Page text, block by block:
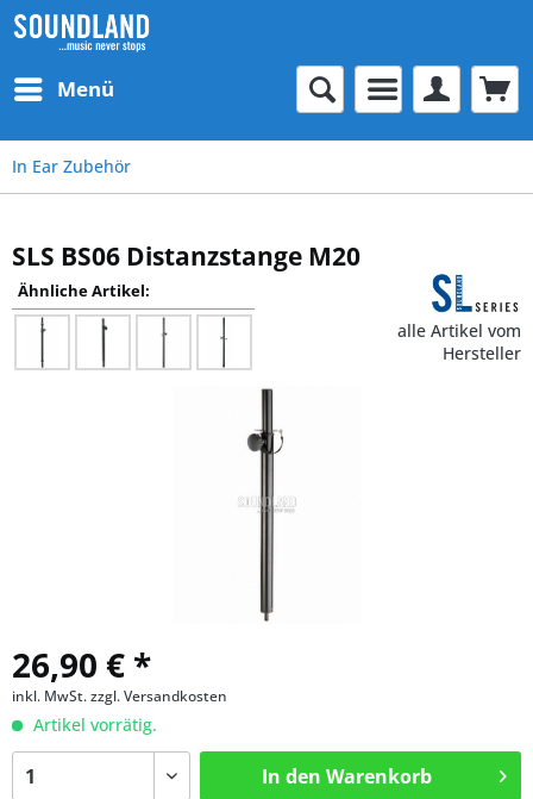
Menü
In Ear Zubehör
SLS BS06 Distanzstange M20
Ähnliche Artikel:
alle Artikel vom
Hersteller
26,90 € *
inkl. MwSt.zzgl. Versandkosten
Artikel vorrätig.
In den Warenkorb